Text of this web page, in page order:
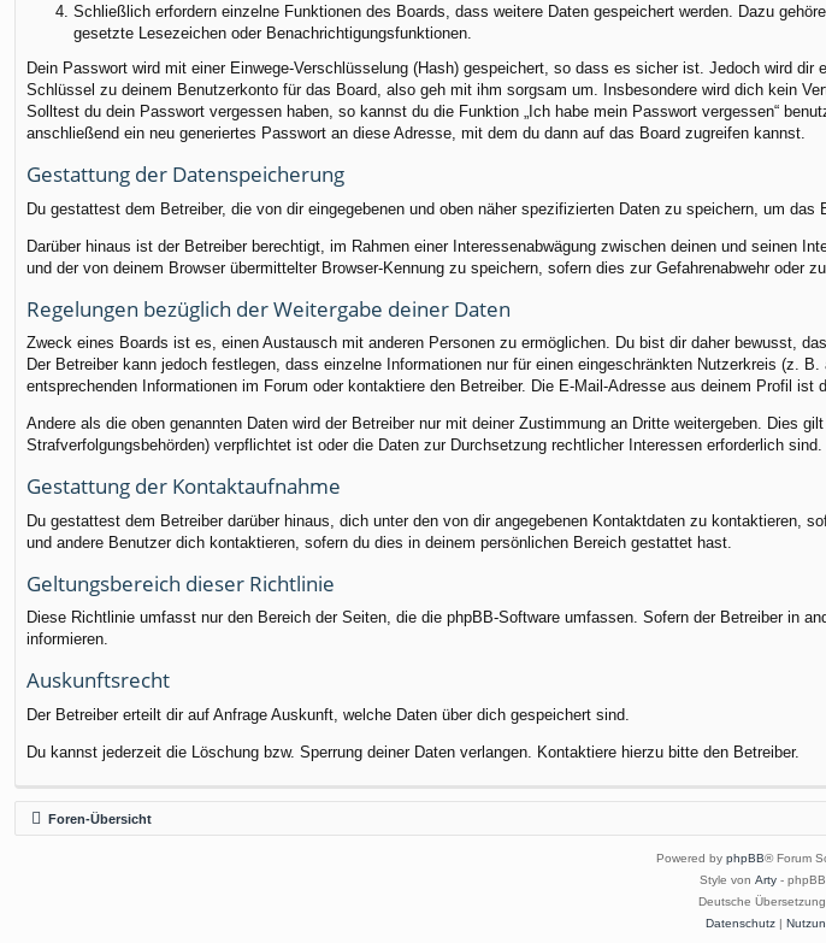
Schließlich erfordern einzelne Funktionen des Boards, dass weitere Daten gespeichert werden. Dazu
gesetzte Lesezeichen oder Benachrichtigungsfunktionen.
Dein Passwort wird mit einer Einwege-Verschlüsselung (Hash) gespeichert, so dass es sicher ist. Jedoch wird
Schlüssel zu deinem Benutzerkonto für das Board, also geh mit ihm sorgsam um. Insbesondere wird dich kein
Solltest du dein Passwort vergessen haben, so kannst du die Funktion „Ich habe mein Passwort vergessen“
anschließend ein neu generiertes Passwort an diese Adresse, mit dem du dann auf das Board zugreifen kannst.
Gestattung der Datenspeicherung
Du gestattest dem Betreiber, die von dir eingegebenen und oben näher spezifizierten Daten zu speichern, um das
Darüber hinaus ist der Betreiber berechtigt, im Rahmen einer Interessenabwägung zwischen deinen und seinen
und der von deinem Browser übermittelter Browser-Kennung zu speichern, sofern dies zur Gefahrenabwehr oder
Regelungen bezüglich der Weitergabe deiner Daten
Zweck eines Boards ist es, einen Austausch mit anderen Personen zu ermöglichen. Du bist dir daher bewusst,
Der Betreiber kann jedoch festlegen, dass einzelne Informationen nur für einen eingeschränkten Nutzerkreis (z.
entsprechenden Informationen im Forum oder kontaktiere den Betreiber. Die E-Mail-Adresse aus deinem Profil
Andere als die oben genannten Daten wird der Betreiber nur mit deiner Zustimmung an Dritte weitergeben. Dies
Strafverfolgungsbehörden) verpflichtet ist oder die Daten zur Durchsetzung rechtlicher Interessen erforderlich sind.
Gestattung der Kontaktaufnahme
Du gestattest dem Betreiber darüber hinaus, dich unter den von dir angegebenen Kontaktdaten zu kontaktieren,
und andere Benutzer dich kontaktieren, sofern du dies in deinem persönlichen Bereich gestattet hast.
Geltungsbereich dieser Richtlinie
Diese Richtlinie umfasst nur den Bereich der Seiten, die die phpBB-Software umfassen. Sofern der Betreiber in
informieren.
Auskunftsrecht
Der Betreiber erteilt dir auf Anfrage Auskunft, welche Daten über dich gespeichert sind.
Du kannst jederzeit die Löschung bzw. Sperrung deiner Daten verlangen. Kontaktiere hierzu bitte den Betreiber.
Foren-Übersicht
Powered by phpBB® Forum
Style von Arty -
Deutsche
Datenschutz|